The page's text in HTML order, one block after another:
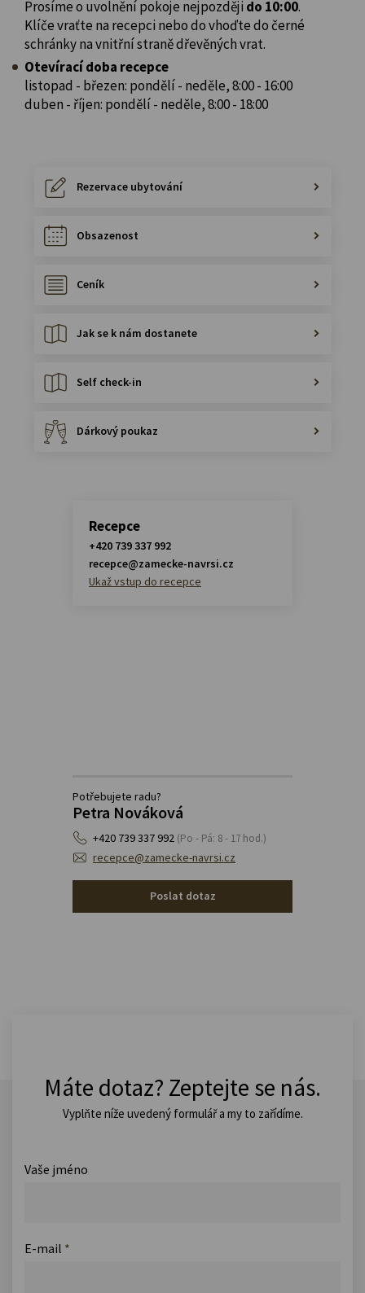
Prosíme o uvolnění pokoje nejpozději do 10:00.
Klíče vraťte na recepci nebo do vhoďte do černé
schránky na vnitřní straně dřevěných vrat.
Otevírací doba recepce
listopad - březen: pondělí - neděle, 8:00 - 16:00
duben - říjen: pondělí - neděle, 8:00 - 18:00
Rezervace ubytování
Obsazenost
Ceník
Jak se k nám dostanete
Self check-in
Dárkový poukaz
Recepce
+420 739 337 992
recepce@zamecke-navrsi.cz
Ukaž vstup do recepce
Potřebujete radu?
Petra Nováková
+420 739 337 992 (Po - Pá: 8 - 17 hod.)
recepce@zamecke-navrsi.cz
Poslat dotaz
Máte dotaz? Zeptejte se nás.
Vyplňte níže uvedený formulář a my to zařídíme.
Vaše jméno
E-mail *